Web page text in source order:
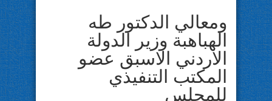
ومعالي الدكتور طه
الهباهبة وزير الدولة
الاردني الاسبق عضو
المكتب التنفيذي
للمجلس